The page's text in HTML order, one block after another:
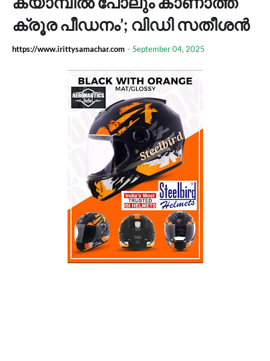
ക്രൂര പീഡനം’; വിഡി സതീശൻ
https://www.irittysamachar.com - September 04, 2025